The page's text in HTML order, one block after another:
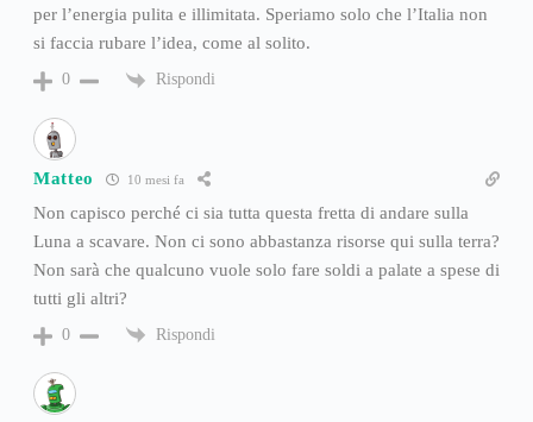
per l’energia pulita e illimitata. Speriamo solo che l’Italia non
si faccia rubare l’idea, come al solito.
0 Rispondi
Matteo 10 mesi fa
Non capisco perché ci sia tutta questa fretta di andare sulla
Luna a scavare. Non ci sono abbastanza risorse qui sulla terra?
Non sarà che qualcuno vuole solo fare soldi a palate a spese di
tutti gli altri?
0 Rispondi